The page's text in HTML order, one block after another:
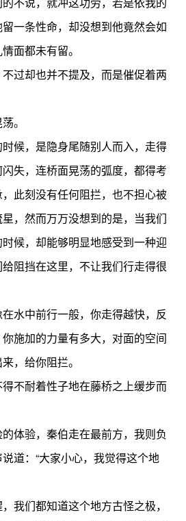
一条性命，却没想到他竟然会如
面都未有留。
却也并不提及，而是催促着两
。
候，是隐身尾随别人而入，走得
失，连桥面晃荡的弧度，都得考
此刻没有任何阻拦，也不担心被
，然而万万没想到的是，当我们
候，却能够明显地感受到一种迎
阻挡在这里，不让我们行走得很
中前行一般，你走得越快，反
施加的力量有多大，对面的空间
，给你阻拦。
不耐着性子地在藤桥之上缓步而
验，秦伯走在最前方，我则负
道：“大家小心，我觉得这个地
们都知道这个地方古怪之极，